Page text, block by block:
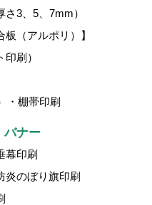
3、5、7mm）
（アルポリ）】
刷）
・棚帯印刷
バナー
幕印刷
炎のぼり旗印刷